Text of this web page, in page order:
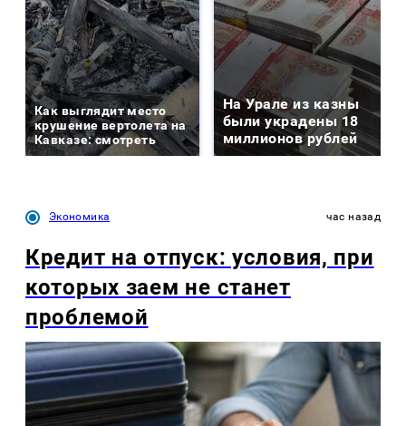
Как выглядит место
крушение вертолета на
Кавказе: смотреть
На Урале из казны
были украдены 18
миллионов рублей
Экономика час назад
Кредит на отпуск: условия, при
которых заем не станет
проблемой